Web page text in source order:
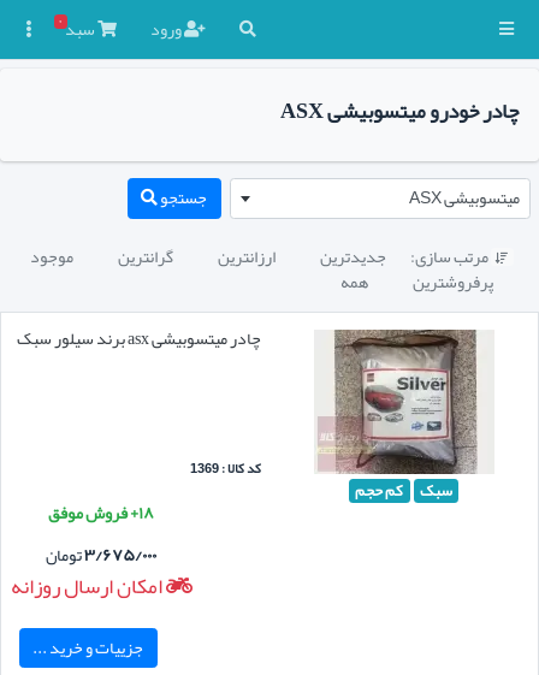
ورود سبد۰
چادر خودرو میتسوبیشی ASX
میتسوبیشی ASX جستجو
 مرتب سازی: جدیدترین ارزانترین گرانترین موجود
پرفروشترین همه
سبک کم حجم
چادر میتسوبیشی asx برند سیلور سبک
کد کالا : 1369
۱۸+ فروش موفق
۳/۶۷۵/۰۰۰تومان
امکان ارسال روزانه
جزییات و خرید ...